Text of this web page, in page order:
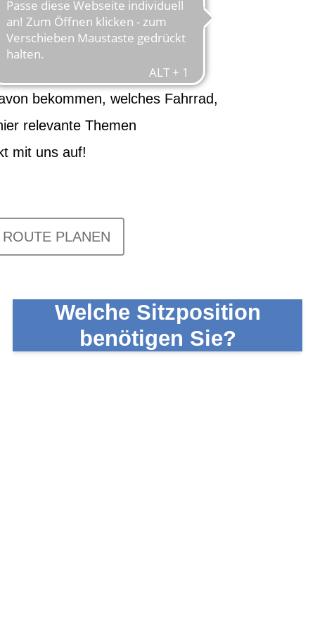
als auch zu Ihrem
bekommen, welches Fahrrad,
relevante Themen
mit uns auf!
ROUTE PLANEN
Welche Sitzposition
benötigen Sie?